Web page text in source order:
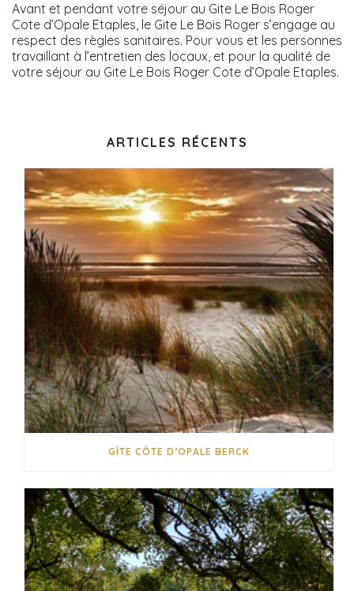
Avant et pendant votre séjour au Gite Le Bois Roger
Cote d’Opale Etaples, le Gite Le Bois Roger s’engage au
respect des règles sanitaires. Pour vous et les personnes
travaillant à l’entretien des locaux, et pour la qualité de
votre séjour au Gite Le Bois Roger Cote d’Opale Etaples.
ARTICLES RÉCENTS
GÎTE CÔTE D’OPALE BERCK